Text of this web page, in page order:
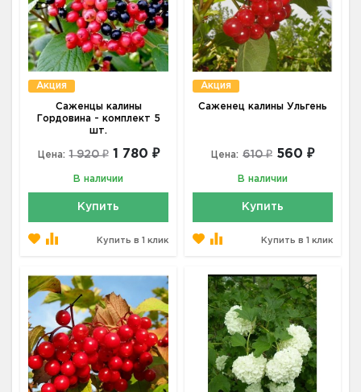
Акция
Саженцы калины
Гордовина - комплект 5
шт.
Цена: 1 920 ₽ 1 780 ₽
В наличии
Купить
Купить в 1 клик
Акция
Саженец калины Ульгень
Цена: 610 ₽ 560 ₽
В наличии
Купить
Купить в 1 клик